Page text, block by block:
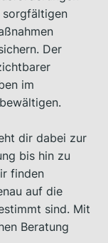
sorgfältigen
Der
im
dir dabei zur
bis hin zu
finden
auf die
sind. Mit
Beratung